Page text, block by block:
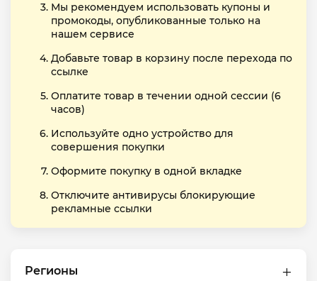
Мы рекомендуем использовать купоны и
промокоды, опубликованные только на
нашем сервисе
Добавьте товар в корзину после перехода по
ссылке
Оплатите товар в течении одной сессии (6
часов)
Используйте одно устройство для
совершения покупки
Оформите покупку в одной вкладке
Отключите антивирусы блокирующие
рекламные ссылки
Регионы